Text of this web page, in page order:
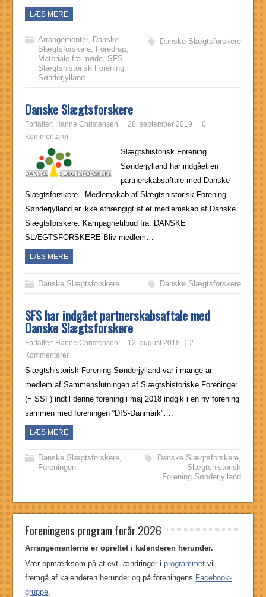
LÆS MERE
Arrangementer, Danske
Slægtsforskere Foredrag
Materiale fra møde SFS -
Slægtshistorisk Forening
Sønderjylland
Danske Slægtsforskere
Danske Slægtsforskere
Forfatter: Hanne Christensen 28. september 2019
0
Kommentarer
Slægtshistorisk Forening
Sønderjylland har indgået en
partnerskabsaftale med Danske
Slægtsforskere. Medlemskab af Slægtshistorisk Forening
Sønderjylland er ikke afhængigt af et medlemskab af Danske
Slægtsforskere. Kampagnetilbud fra: DANSKE
SLÆGTSFORSKERE Bliv medlem…
LÆS MERE
Danske Slægtsforskere Danske Slægtsforskere
SFS har indgået partnerskabsaftale med
Danske Slægtsforskere
Forfatter: Hanne Christensen 12. august 2018
2
Kommentarer
Slægtshistorisk Forening Sønderjylland var i mange år
medlem af Sammenslutningen af Slægtshistoriske Foreninger
(= SSF) indtil denne forening i maj 2018 indgik i en ny forening
sammen med foreningen “DIS-Danmark”….
LÆS MERE
Danske Slægtsforskere
Foreningen
Danske Slægtsforskere,
Slægtshistorisk
Forening Sønderjylland
Foreningens program forår 2026
Arrangementerne er oprettet i kalenderen herunder.
Vær opmærksom på at evt. ændringer iprogrammet vil
fremgå af kalenderen herunder og på foreningens Facebook-
gruppe